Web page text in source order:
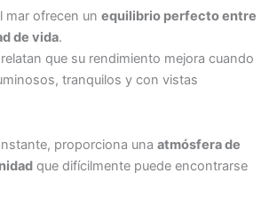
mar ofrecen un equilibrio perfecto entre
de vida.
que su rendimiento mejora cuando
tranquilos y con vistas
proporciona una atmósfera de
que difícilmente puede encontrarse